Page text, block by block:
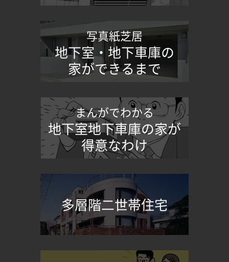
写真紙芝居
地下室・地下車庫の
家ができるまで
まんがでわかる
地下室地下車庫の家が
得意なわけ
多層階二世帯住宅